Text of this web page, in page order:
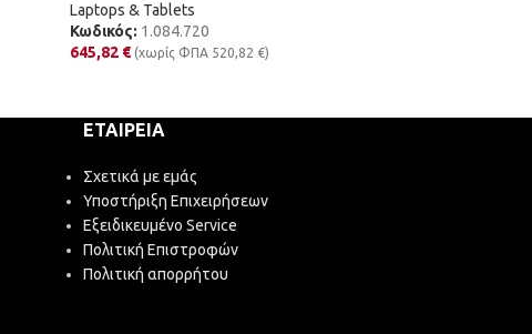
Laptops & Tablets
Κωδικός: 1.084.720
645,82 € (χωρίς ΦΠΑ 520,82 €)
ΕΤΑΙΡΕΊΑ
Σχετικά με εμάς
Υποστήριξη Επιχειρήσεων
Εξειδικευμένο Service
Πολιτική Επιστροφών
Πολιτική απορρήτου